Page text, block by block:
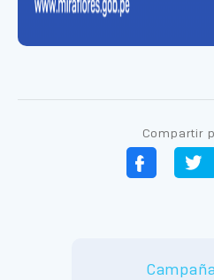
Compartir